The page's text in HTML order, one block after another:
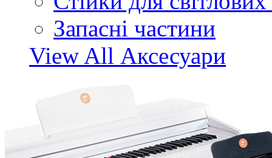
Запасні частини
View All Аксесуари